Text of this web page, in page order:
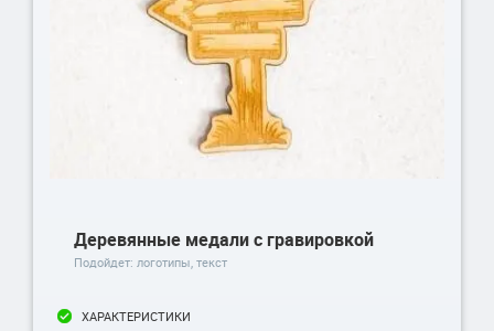
Деревянные медали с гравировкой
Подойдет: логотипы, текст
ХАРАКТЕРИСТИКИ